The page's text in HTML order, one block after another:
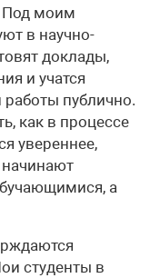
Под моим
в научно-
доклады,
и учатся
работы публично.
как в процессе
увереннее,
а
студенты в